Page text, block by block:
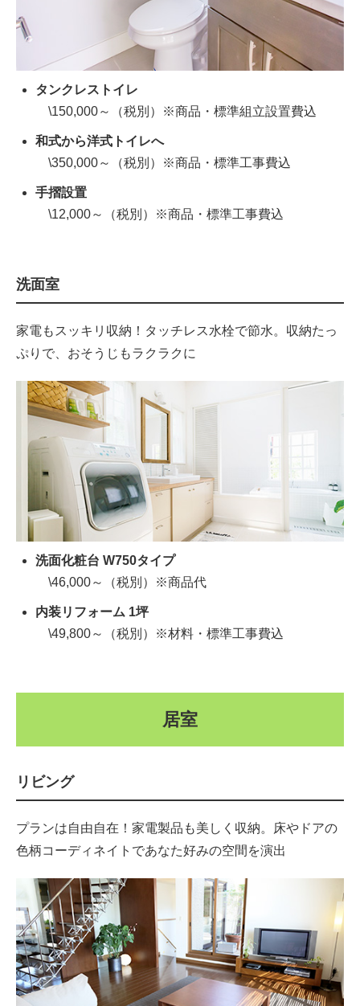
タンクレストイレ
\150,000～（税別）※商品・標準組立設置費込
和式から洋式トイレへ
\350,000～（税別）※商品・標準工事費込
手摺設置
\12,000～（税別）※商品・標準工事費込
洗面室
家電もスッキリ収納！タッチレス水栓で節水。収納たっ
ぷりで、おそうじもラクラクに
洗面化粧台 W750タイプ
\46,000～（税別）※商品代
内装リフォーム 1坪
\49,800～（税別）※材料・標準工事費込
居室
リビング
プランは自由自在！家電製品も美しく収納。床やドアの
色柄コーディネイトであなた好みの空間を演出